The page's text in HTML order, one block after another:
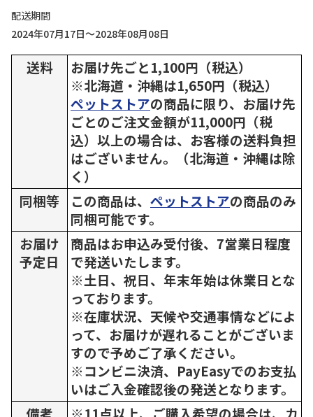
配送期間
2024年07月17日～2028年08月08日
送料
お届け先ごと1,100円（税込）
※北海道・沖縄は1,650円（税込）
ペットストアの商品に限り、お届け先
ごとのご注文金額が11,000円（税
込）以上の場合は、お客様の送料負担
はございません。（北海道・沖縄は除
く）
同梱等
この商品は、 ペットストアの商品のみ
同梱可能です。
お届け
予定日
商品はお申込み受付後、7営業日程度
で発送いたします。
※土日、祝日、年末年始は休業日とな
っております。
※在庫状況、天候や交通事情などによ
って、お届けが遅れることがございま
すので予めご了承ください。
※コンビニ決済、PayEasyでのお支払
いはご入金確認後の発送となります。
備考
※11点以上、ご購入希望の場合は、カ